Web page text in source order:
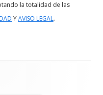
la totalidad de las
YAVISO LEGAL.